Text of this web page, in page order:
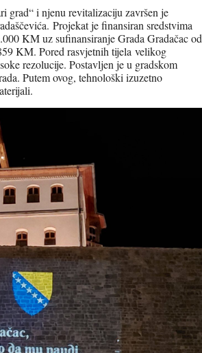
grad“ i njenu revitalizaciju završen je
Projekat je finansiran sredstvima
KM uz sufinansiranje Grada Gradačac od
KM. Pored rasvjetnih tijela velikog
rezolucije. Postavljen je u gradskom
Putem ovog, tehnološki izuzetno